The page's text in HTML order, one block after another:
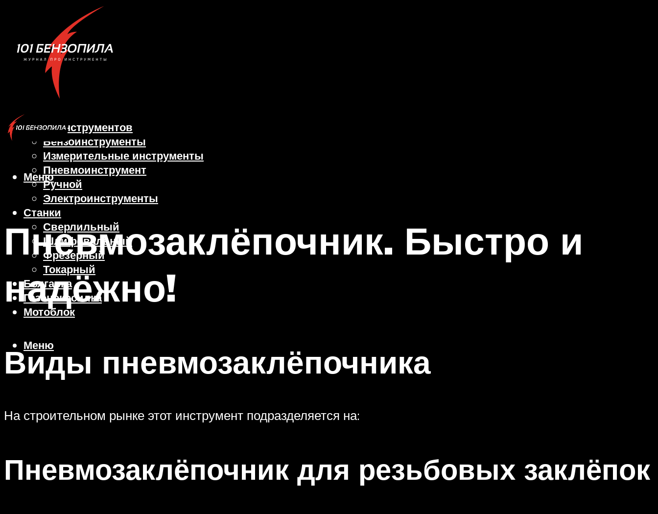
Виды инструментов
Бензоинструменты
Измерительные инструменты
Пневмоинструмент
Ручной
Электроинструменты
Станки
Сверлильный
Шлифовальный
Фрезерный
Токарный
Болгарка
Газонокосилка
Мотоблок
Меню
Меню
Пневмозаклёпочник. Быстро и
надёжно!
Виды пневмозаклёпочника
На строительном рынке этот инструмент подразделяется на:
Пневмозаклёпочник для резьбовых заклёпок